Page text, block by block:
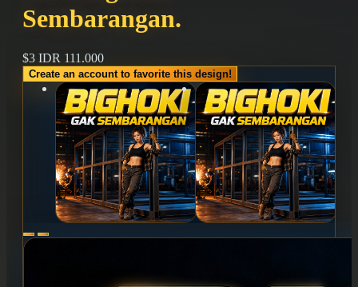
Sembarangan.
$3 IDR 111.000
Create an account to favorite this design!